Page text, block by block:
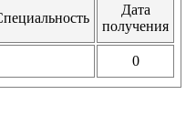
Дата
получения
0